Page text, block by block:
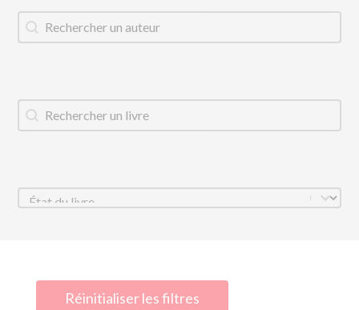
Auteur
Rechercher
Titre du livre
Rechercher
État
Sélectionnez le contenu
Réinitialiser les filtres